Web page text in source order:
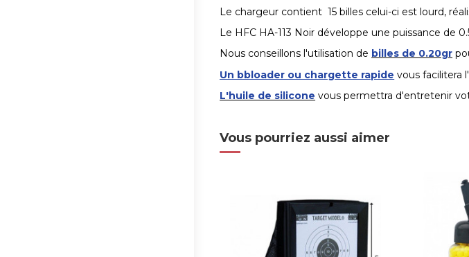
Le chargeur contient 15 billes celui-ci est lourd,
Le HFC HA-113 Noir développe une puissance de
Nous conseillons l'utilisation de billes de 0.20gr
Un bbloader ou chargette rapide vous facilitera
L'huile de silicone vous permettra d'entretenir
Vous pourriez aussi aimer